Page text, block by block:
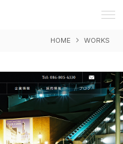
HOME WORKS